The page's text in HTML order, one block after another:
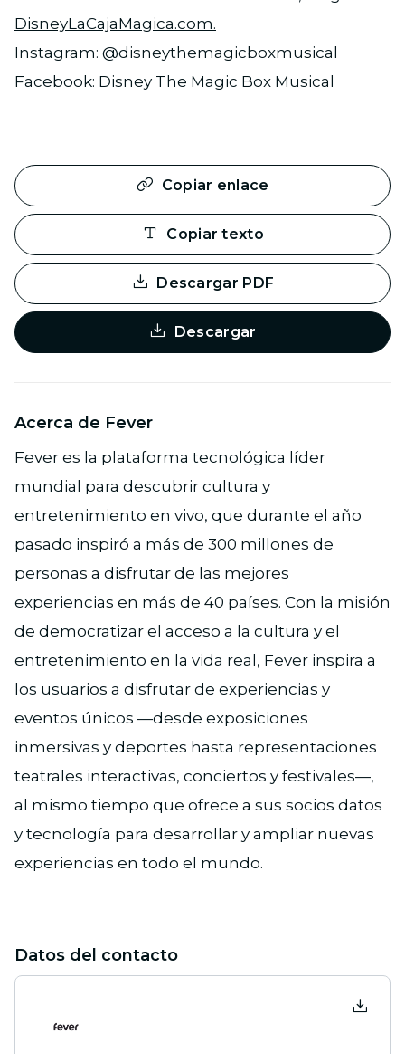
DisneyLaCajaMagica.com.
Instagram: @disneythemagicboxmusical
Facebook: Disney The Magic Box Musical
Copiar enlace
Copiar texto
Descargar PDF
Descargar
Acerca de Fever
Fever es la plataforma tecnológica líder
mundial para descubrir cultura y
entretenimiento en vivo, que durante el año
pasado inspiró a más de 300 millones de
personas a disfrutar de las mejores
experiencias en más de 40 países. Con la misión
de democratizar el acceso a la cultura y el
entretenimiento en la vida real, Fever inspira a
los usuarios a disfrutar de experiencias y
eventos únicos —desde exposiciones
inmersivas y deportes hasta representaciones
teatrales interactivas, conciertos y festivales—,
al mismo tiempo que ofrece a sus socios datos
y tecnología para desarrollar y ampliar nuevas
experiencias en todo el mundo.
Datos del contacto